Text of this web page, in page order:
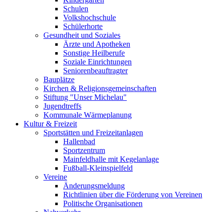
Schulen
Volkshochschule
Schülerhorte
Gesundheit und Soziales
Ärzte und Apotheken
Sonstige Heilberufe
Soziale Einrichtungen
Seniorenbeauftragter
Bauplätze
Kirchen & Religionsgemeinschaften
Stiftung "Unser Michelau"
Jugendtreffs
Kommunale Wärmeplanung
Kultur & Freizeit
Sportstätten und Freizeitanlagen
Hallenbad
Sportzentrum
Mainfeldhalle mit Kegelanlage
Fußball-Kleinspielfeld
Vereine
Änderungsmeldung
Richtlinien über die Förderung von Vereinen
Politische Organisationen